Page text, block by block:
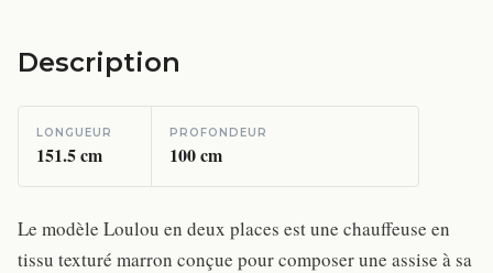
Description
LONGUEUR
151.5cm
PROFONDEUR
100cm
Le modèle Loulou en deux places est une chauffeuse en
tissu texturé marron conçue pour composer une assise à sa